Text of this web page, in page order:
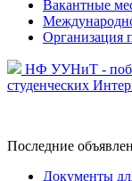
Вакантные
Организация
НФ УУНиТ -
студенческих
Последние
Документы